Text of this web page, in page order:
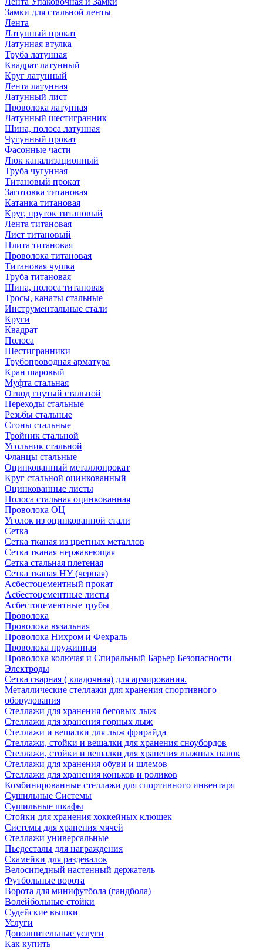
Замки для стальной ленты
Лента
Латунный прокат
Латунная втулка
Труба латунная
Квадрат латунный
Круг латунный
Лента латунная
Латунный лист
Проволока латунная
Латунный шестигранник
Шина, полоса латунная
Чугунный прокат
Фасонные части
Люк канализационный
Труба чугунная
Титановый прокат
Заготовка титановая
Катанка титановая
Круг, пруток титановый
Лента титановая
Лист титановый
Плита титановая
Проволока титановая
Титановая чушка
Труба титановая
Шина, полоса титановая
Тросы, канаты стальные
Инструментальные стали
Круги
Квадрат
Полоса
Шестигранники
Трубопроводная арматура
Кран шаровый
Муфта стальная
Отвод гнутый стальной
Переходы стальные
Резьбы стальные
Сгоны стальные
Тройник стальной
Угольник стальной
Фланцы стальные
Оцинкованный металлопрокат
Круг стальной оцинкованный
Оцинкованные листы
Полоса стальная оцинкованная
Проволока ОЦ
Уголок из оцинкованной стали
Сетка
Сетка тканая из цветных металлов
Сетка тканая нержавеющая
Сетка стальная плетеная
Сетка тканая НУ (черная)
Асбестоцементный прокат
Асбестоцементные листы
Асбестоцементные трубы
Проволока
Проволока вязальная
Проволока Нихром и Фехраль
Проволока пружинная
Проволока колючая и Спиральный Барьер Безопасности
Электроды
Сетка сварная ( кладочная) для армирования.
Металлические стеллажи для хранения спортивного
оборудования
Стеллажи для хранения беговых лыж
Стеллажи для хранения горных лыж
Стеллажи и вешалки для лыж фрирайда
Стеллажи, стойки и вешалки для хранения сноубордов
Стеллажи, стойки и вешалки для хранения лыжных палок
Стеллажи для хранения обуви и шлемов
Стеллажи для хранения коньков и роликов
Комбинированные стеллажи для спортивного инвентаря
Сушильные Системы
Сушильные шкафы
Стойки для хранения хоккейных клюшек
Системы для хранения мячей
Стеллажи универсальные
Пьедесталы для награждения
Скамейки для раздевалок
Велосипедный настенный держатель
Футбольные ворота
Ворота для минифутбола (гандбола)
Волейбольные стойки
Судейские вышки
Услуги
Дополнительные услуги
Как купить